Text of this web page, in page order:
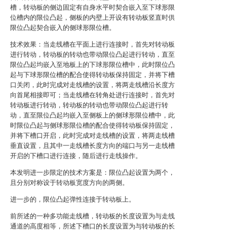
槽，转动板的侧边固定有自身水平时契合嵌入至下球形限
位槽内的限位凸起，侧板的内壁上开设有转动板竖直时供
限位凸起契合嵌入的侧球形限位槽。
技术效果：当走线槽在平面上进行连接时，首先对转动板
进行转动，转动板的转动也带动限位凸起进行转动，直至
限位凸起均嵌入至地板上的下球形限位槽中，此时限位凸
起与下球形限位槽的配合使得转动板保持固定，并将下槽
口关闭，此时完成对走线槽的设置，将两走线槽沿长度方
向首尾相接即可；当走线槽在转角处进行连接时，首先对
转动板进行转动，转动板的转动也带动限位凸起进行转
动，直至限位凸起均嵌入至侧板上的侧球形限位槽中，此
时限位凸起与侧球形限位槽的配合使得转动板保持固定，
并将下槽口开启，此时完成对走线槽的设置，将两走线槽
垂直设置，且其中一走线槽长度方向的端口与另一走线槽
开启的下槽口进行连接，随后进行走线操作。
本发明进一步限定的技术方案是：限位凸起设置为两个，
且分别对称设于转动板宽度方向的两侧。
进一步的，限位凸起弹性连接于转动板上。
前所述的一种多功能走线槽，转动板的长度设置为与走线
通道的高度相等，所述下槽口的长度设置为与转动板的长